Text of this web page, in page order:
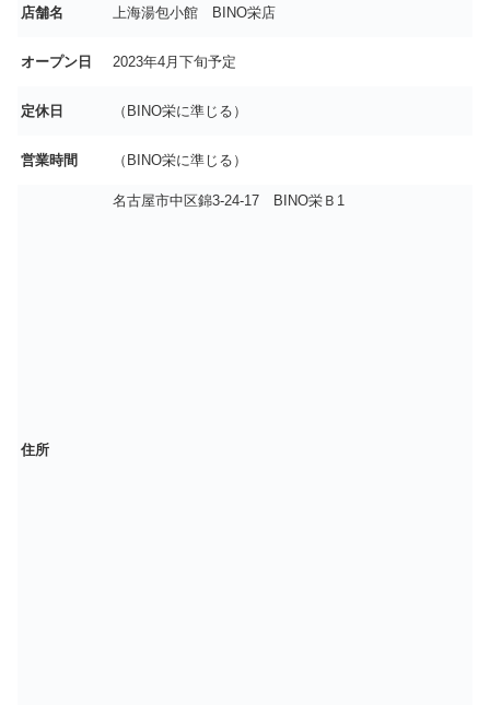
店舗名 上海湯包小館 BINO栄店
オープン日 2023年4月下旬予定
定休日 （BINO栄に準じる）
営業時間 （BINO栄に準じる）
住所
名古屋市中区錦3-24-17 BINO栄Ｂ1